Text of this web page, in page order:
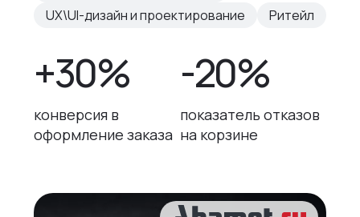
UX\UI-дизайн и проектирование
Ритейл
+30%
конверсия в
оформление заказа
-20%
показатель отказов
на корзине